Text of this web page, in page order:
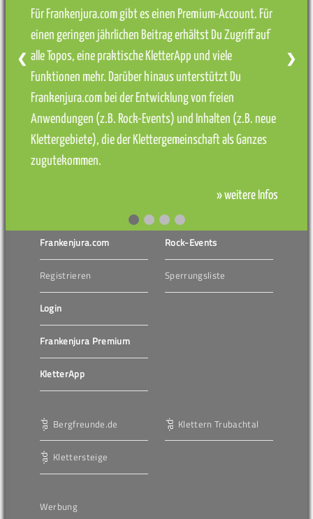
Für Frankenjura.com gibt es einen Premium-Account. Für
einen geringen jährlichen Beitrag erhältst Du Zugriff auf
alle Topos, eine praktische KletterApp und viele
Funktionen mehr. Darüber hinaus unterstützt Du
Frankenjura.com bei der Entwicklung von freien
Anwendungen (z.B. Rock-Events) und Inhalten (z.B. neue
Klettergebiete), die der Klettergemeinschaft als Ganzes
zugutekommen.
» weitere Infos
❮ ❯
Frankenjura.com
Registrieren
Login
Frankenjura Premium
KletterApp
Rock-Events
Sperrungsliste
Bergfreunde.de
Klettersteige
Klettern Trubachtal
Werbung